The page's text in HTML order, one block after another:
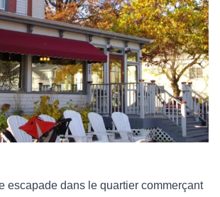
escapade dans le quartier commerçant